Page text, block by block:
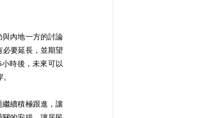
內地一方的討論
要延長，並期望
時後，未來可以
續積極跟進，讓